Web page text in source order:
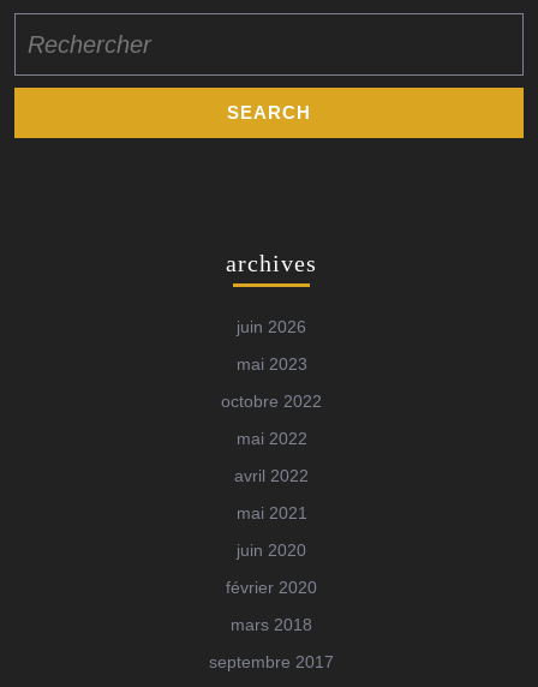
for:
archives
juin 2026
mai 2023
octobre 2022
mai 2022
avril 2022
mai 2021
juin 2020
février 2020
mars 2018
septembre 2017